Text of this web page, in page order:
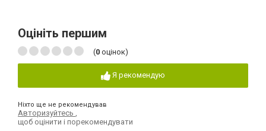
Оцініть першим
(0 оцінок)
Я рекомендую
Ніхто ще не рекомендував
Авторизуйтесь
щоб оцінити і порекомендувати